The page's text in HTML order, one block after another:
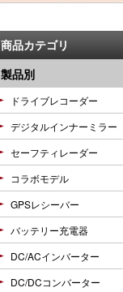
商品カテゴリ
製品別
ドライブレコーダー
デジタルインナーミラー
セーフティレーダー
コラボモデル
GPSレシーバー
バッテリー充電器
DC/ACインバーター
DC/DCコンバーター